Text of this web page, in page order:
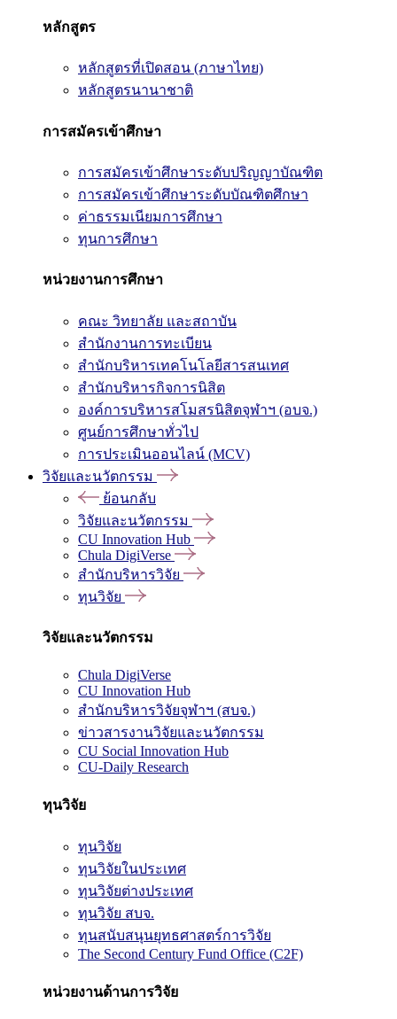
หลักสูตร
หลักสูตรที่เปิดสอน (ภาษาไทย)
หลักสูตรนานาชาติ
การสมัครเข้าศึกษา
การสมัครเข้าศึกษาระดับปริญญาบัณฑิต
การสมัครเข้าศึกษาระดับบัณฑิตศึกษา
ค่าธรรมเนียมการศึกษา
ทุนการศึกษา
หน่วยงานการศึกษา
คณะ วิทยาลัย และสถาบัน
สำนักงานการทะเบียน
สำนักบริหารเทคโนโลยีสารสนเทศ
สำนักบริหารกิจการนิสิต
องค์การบริหารสโมสรนิสิตจุฬาฯ (อบจ.)
ศูนย์การศึกษาทั่วไป
การประเมินออนไลน์ (MCV)
วิจัยและนวัตกรรม
ย้อนกลับ
วิจัยและนวัตกรรม
CU Innovation Hub
Chula DigiVerse
สำนักบริหารวิจัย
ทุนวิจัย
วิจัยและนวัตกรรม
Chula DigiVerse
CU Innovation Hub
สำนักบริหารวิจัยจุฬาฯ (สบจ.)
ข่าวสารงานวิจัยและนวัตกรรม
CU Social Innovation Hub
CU-Daily Research
ทุนวิจัย
ทุนวิจัย
ทุนวิจัยในประเทศ
ทุนวิจัยต่างประเทศ
ทุนวิจัย สบจ.
ทุนสนับสนุนยุทธศาสตร์การวิจัย
The Second Century Fund Office (C2F)
หน่วยงานด้านการวิจัย